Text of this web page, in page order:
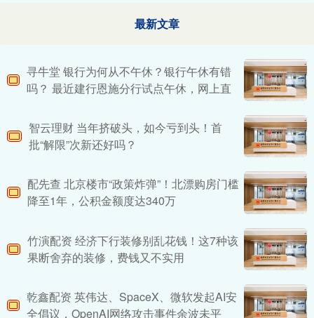
最新文章
寻牛堂 银行为何从不午休？银行午休有错
吗？ 最近建行恩施分行试点午休，网上直
智云理财 当年挤破头，如今亏到头！首
批“解限”次新还好吗？
配先查 北京楼市“政策炸弹”！北漂购房门槛
降至1年，公积金额度达340万
竹演配资 经济下行装修别乱花钱！这7种该
果断舍弃的装修，费钱又不实用
乾鑫配资 英伟达、SpaceX、微软发起AI安
全倡议，OpenAI网络攻击事件余波未平